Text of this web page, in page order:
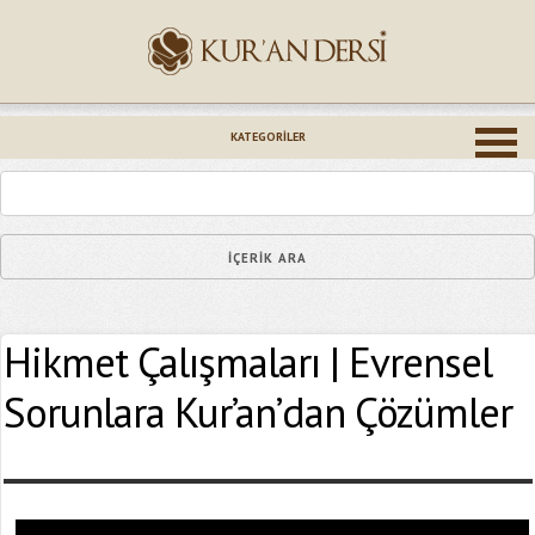
KATEGORILER
Hikmet Çalışmaları | Evrensel
Sorunlara Kur’an’dan Çözümler
Epostanız (*)
Yaşadığınız Hatanın Ayrıntıları